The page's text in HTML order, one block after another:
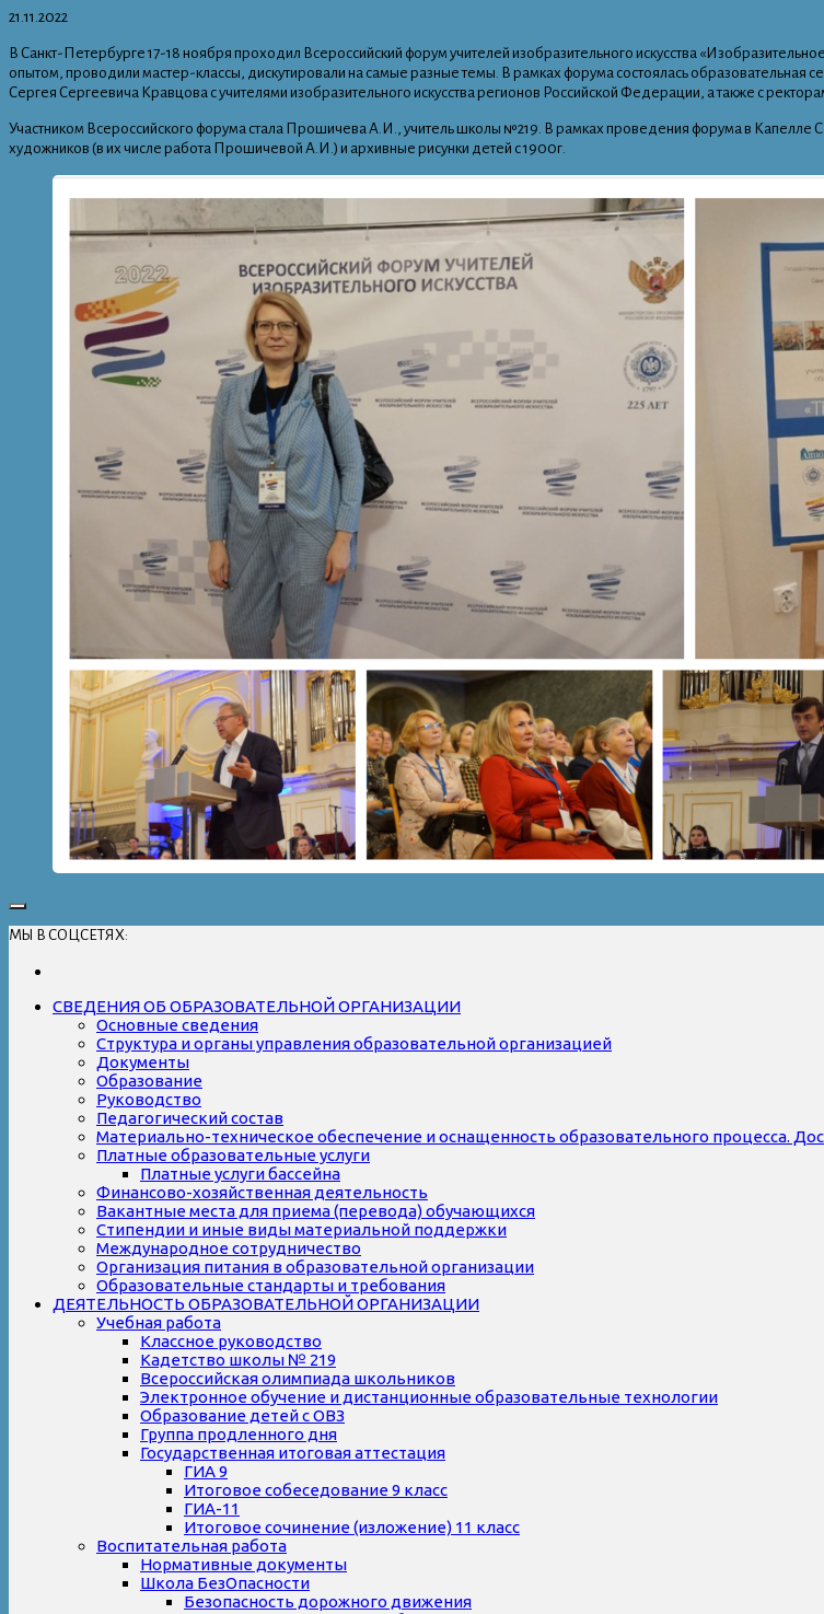
21.11.2022
В Санкт-Петербурге 17-18 ноября проходил Всероссийский форум учителей изобразительного искусства
опытом, проводили мастер-классы, дискутировали на самые разные темы. В рамках форума состоялась
Сергея Сергеевича Кравцова с учителями изобразительного искусства регионов Российской Федерации, а также с
Участником Всероссийского форума стала Прошичева А.И., учитель школы №219. В рамках проведения форума в Капелле
художников (в их числе работа Прошичевой А.И.) и архивные рисунки детей с 1900г.
МЫ В СОЦСЕТЯХ:
СВЕДЕНИЯ ОБ ОБРАЗОВАТЕЛЬНОЙ ОРГАНИЗАЦИИ
Основные сведения
Структура и органы управления образовательной организацией
Документы
Образование
Руководство
Педагогический состав
Материально-техническое обеспечение и оснащенность образовательного процесса.
Платные образовательные услуги
Платные услуги бассейна
Финансово-хозяйственная деятельность
Вакантные места для приема (перевода) обучающихся
Стипендии и иные виды материальной поддержки
Международное сотрудничество
Организация питания в образовательной организации
Образовательные стандарты и требования
ДЕЯТЕЛЬНОСТЬ ОБРАЗОВАТЕЛЬНОЙ ОРГАНИЗАЦИИ
Учебная работа
Классное руководство
Кадетство школы № 219
Всероссийская олимпиада школьников
Электронное обучение и дистанционные образовательные технологии
Образование детей с ОВЗ
Группа продленного дня
Государственная итоговая аттестация
ГИА 9
Итоговое собеседование 9 класс
ГИА-11
Итоговое сочинение (изложение) 11 класс
Воспитательная работа
Нормативные документы
Школа БезОпасности
Безопасность дорожного движения